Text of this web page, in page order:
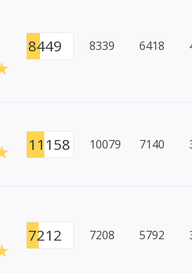
8449 8339 6418
11158 10079 7140
7212 7208 5792